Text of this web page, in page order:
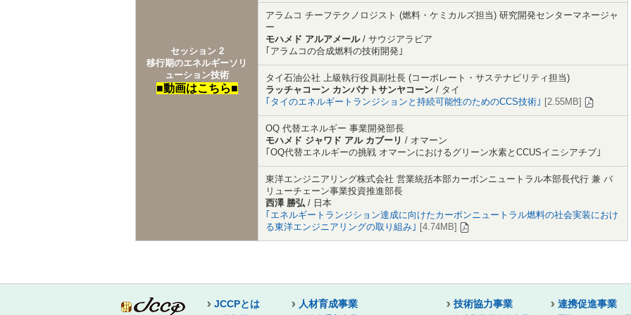
セッション 2
移行期のエネルギーソリ
ューション技術
■動画はこちら■
アラムコ チーフテクノロジスト (燃料・ケミカルズ担当) 研究開発センターマネージャ
ー
モハメド アルアメール/ サウジアラビア
｢アラムコの合成燃料の技術開発｣
タイ石油公社 上級執行役員副社長 (コーポレート・サステナビリティ担当)
ラッチャコーン カンパナトサンヤコーン / タイ
｢タイのエネルギートランジションと持続可能性のためのCCS技術｣ [2.55MB]
OQ 代替エネルギー 事業開発部長
モハメド ジャワド アル カブーリ / オマーン
｢OQ代替エネルギーの挑戦 オマーンにおけるグリーン水素とCCUSイニシアチブ｣
東洋エンジニアリング株式会社 営業統括本部カーボンニュートラル本部長代行 兼 バ
リューチェーン事業投資推進部長
西澤 勝弘 / 日本
｢エネルギートランジション達成に向けたカーボンニュートラル燃料の社会実装におけ
る東洋エンジニアリングの取り組み｣ [4.74MB]
JCCPとは 人材育成事業 技術協力事業 連携促進事業